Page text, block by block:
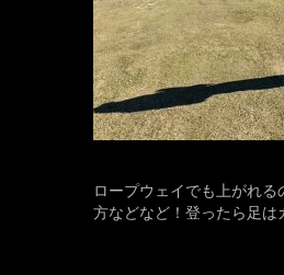
ロープウェイでも上がれ
方などなど！登ったら足